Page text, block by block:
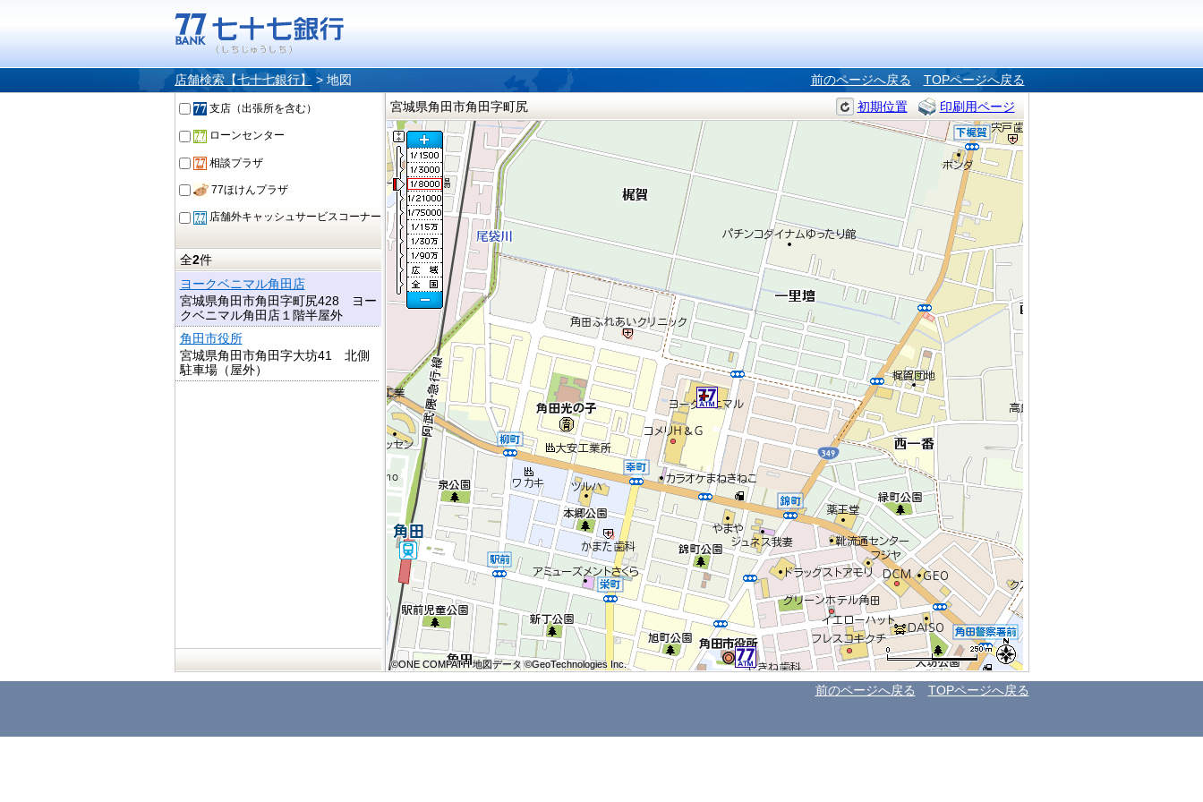
店舗検索【七十七銀行】 > 地図 前のページへ戻る TOPページへ戻る
支店（出張所を含む）
ローンセンター
相談プラザ
77ほけんプラザ
店舗外キャッシュサービスコーナー
全2件
ヨークベニマル角田店
宮城県角田市角田字町尻428 ヨー
クベニマル角田店１階半屋外
角田市役所
宮城県角田市角田字大坊41 北側
駐車場（屋外）
宮城県角田市角田字町尻 初期位置 印刷用ページ
©ONE COMPATH 地図データ ©GeoTechnologies Inc.
©ONE COMPATH 地図データ ©GeoTechnologies Inc.
©ONE COMPATH 地図データ ©GeoTechnologies Inc.
©ONE COMPATH 地図データ ©GeoTechnologies Inc.
©ONE COMPATH 地図データ ©GeoTechnologies Inc.
©ONE COMPATH 地図データ ©GeoTechnologies Inc.
©ONE COMPATH 地図データ ©GeoTechnologies Inc.
©ONE COMPATH 地図データ ©GeoTechnologies Inc.
©ONE COMPATH 地図データ ©GeoTechnologies Inc.
前のページへ戻る TOPページへ戻る